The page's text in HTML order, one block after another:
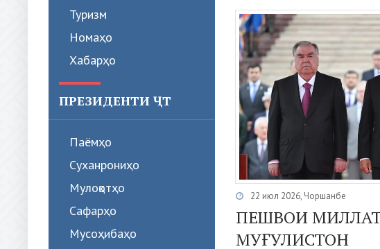
Туризм
Номаҳо
Хабарҳо
ПРЕЗИДЕНТИ ҶТ
Паёмҳо
Суханрониҳо
Мулоқотҳо
Сафарҳо
Мусоҳибаҳо
22 июл 2026, Чоршанбе
ПЕШВОИ
МУҒУЛИСТОН